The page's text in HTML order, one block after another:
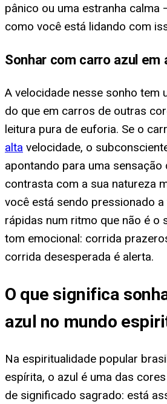
pânico ou uma estranha
como você está lidando com
Sonhar com carro azul em
A velocidade nesse sonho tem
do que em carros de outras
leitura pura de euforia. Se o
alta velocidade, o
apontando para uma sensação
contrasta com a sua natureza
você está sendo pressionado
rápidas num ritmo que não é o
tom emocional: corrida
corrida desesperada é alerta.
O que significa
azul no mundo
Na espiritualidade popular
espírita, o azul é uma das
de significado sagrado: está